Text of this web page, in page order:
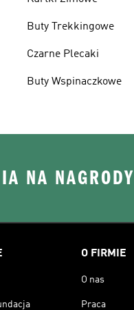
Buty Trekkingowe
Czarne Plecaki
Buty Wspinaczkowe
NA NAGRODY
O FIRMIE
O nas
Praca